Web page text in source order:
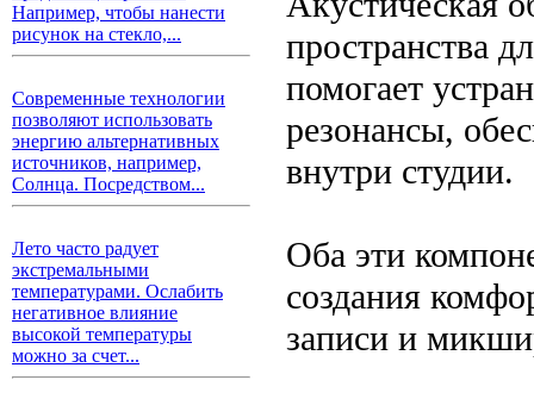
Например, чтобы нанести
рисунок на стекло,...
Современные технологии
позволяют использовать
энергию альтернативных
источников, например,
Солнца. Посредством...
Лето часто радует
экстремальными
температурами. Ослабить
негативное влияние
высокой температуры
можно за счет...
пространства
помогает
резонансы,
внутри студии.
Оба эти
создания
записи и